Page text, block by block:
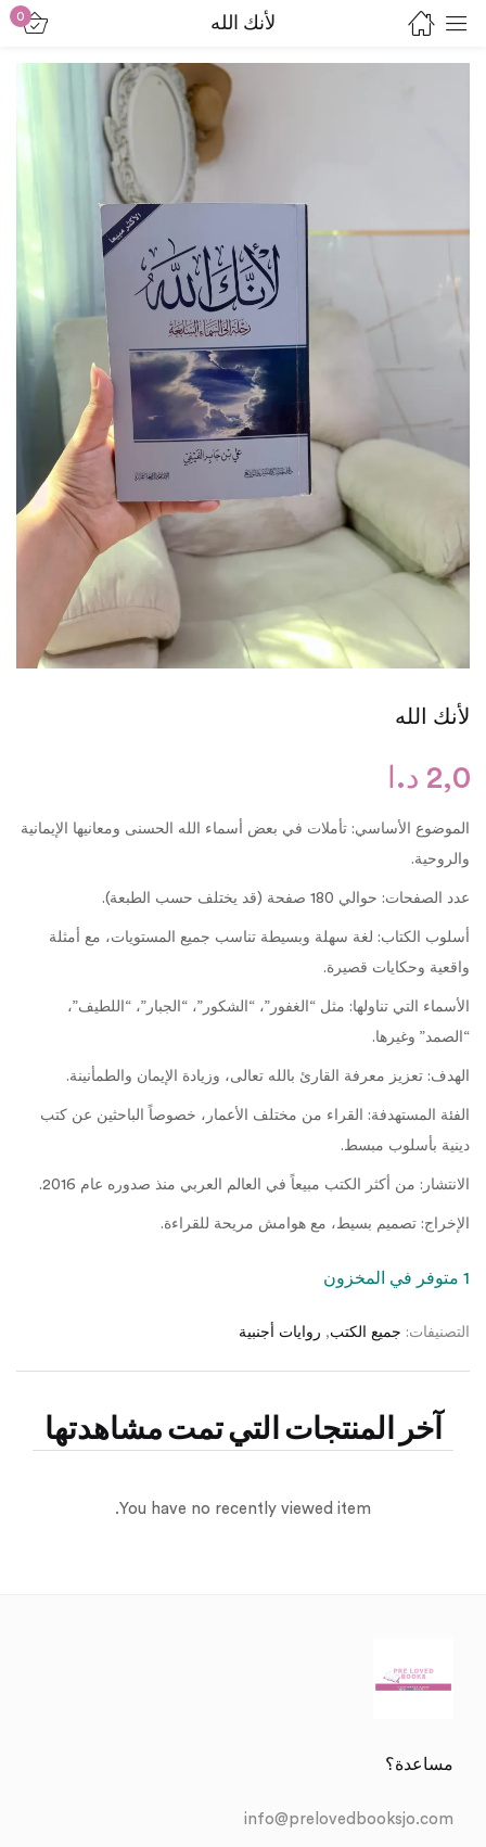
لأنك الله 0
لأنك الله
2,0 د.ا
الموضوع الأساسي: تأملات في بعض أسماء الله الحسنى ومعانيها الإيمانية
والروحية.
عدد الصفحات: حوالي 180 صفحة (قد يختلف حسب الطبعة).
أسلوب الكتاب: لغة سهلة وبسيطة تناسب جميع المستويات، مع أمثلة
واقعية وحكايات قصيرة.
الأسماء التي تناولها: مثل “الغفور”، “الشكور”، “الجبار”، “اللطيف”،
“الصمد” وغيرها.
الهدف: تعزيز معرفة القارئ بالله تعالى، وزيادة الإيمان والطمأنينة.
الفئة المستهدفة: القراء من مختلف الأعمار، خصوصاً الباحثين عن كتب
دينية بأسلوب مبسط.
الانتشار: من أكثر الكتب مبيعاً في العالم العربي منذ صدوره عام 2016.
الإخراج: تصميم بسيط، مع هوامش مريحة للقراءة.
1 متوفر في المخزون
التصنيفات: جميع الكتب, روايات أجنبية
آخر المنتجات التي تمت مشاهدتها
You have no recently viewed item.
مساعدة؟
info@prelovedbooksjo.com
Sign in
Remember me
Lost password?
Log in
Create an account